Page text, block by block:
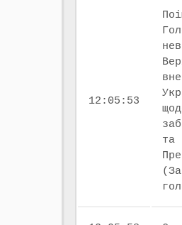
12:05:53
та